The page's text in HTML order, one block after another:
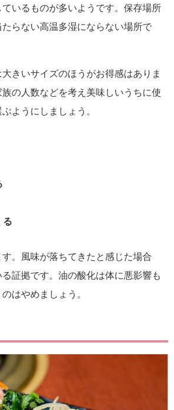
いるものが多いようです。保存場所
らない高温多湿にならない場所で
きいサイズのほうがお得感はありま
の人数などを考え美味しいうちに使
ようにしましょう。
る
。風味が落ちてきたと感じた場合
証拠です。油の酸化は体に悪影響も
はやめましょう。